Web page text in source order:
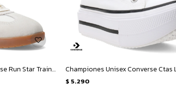
Championes Unisex Converse Run Star Trainer OX - Blanco - Negro
$ 5.290